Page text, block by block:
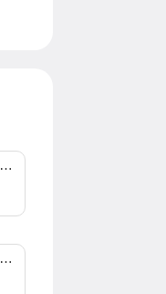
波比的游戏时间中文版
养成制服女友免实名制安装